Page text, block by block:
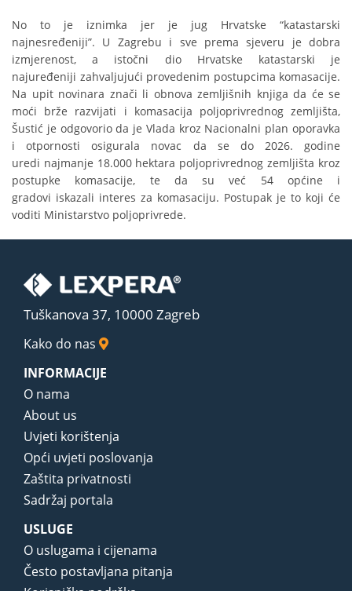
No to je iznimka jer je jug Hrvatske “katastarski
najnesređeniji”. U Zagrebu i sve prema sjeveru je dobra
izmjerenost, a istočni dio Hrvatske katastarski je
najuređeniji zahvaljujući provedenim postupcima komasacije.
Na upit novinara znači li obnova zemljišnih knjiga da će se
moći brže razvijati i komasacija poljoprivrednog zemljišta,
Šustić je odgovorio da je Vlada kroz Nacionalni plan oporavka
i otpornosti osigurala novac da se do 2026. godine
uredi najmanje 18.000 hektara poljoprivrednog zemljišta kroz
postupke komasacije, te da su već 54 općine i
gradovi iskazali interes za komasaciju. Postupak je to koji će
voditi Ministarstvo poljoprivrede.
Tuškanova 37, 10000 Zagreb
Kako do nas
INFORMACIJE
O nama
About us
Uvjeti korištenja
Opći uvjeti poslovanja
Zaštita privatnosti
Sadržaj portala
USLUGE
O uslugama i cijenama
Često postavljana pitanja